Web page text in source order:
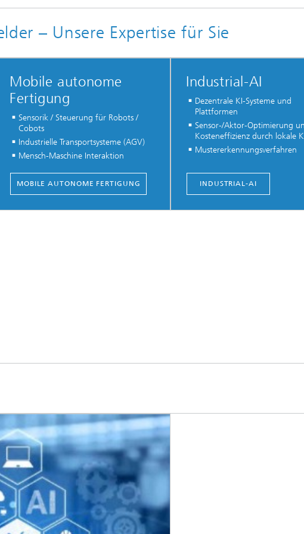
– Unsere Expertise für Sie
Mobile autonome
Fertigung
Sensorik / Steuerung für Robots /
Cobots
Industrielle Transportsysteme (AGV)
Mensch-Maschine Interaktion
MOBILE AUTONOME FERTIGUNG
Industrial-AI
Dezentrale KI-Systeme und
Plattformen
Sensor-/Aktor-Optimierung
Kosteneffizienz durch lokale
Mustererkennungsverfahren
INDUSTRIAL-AI